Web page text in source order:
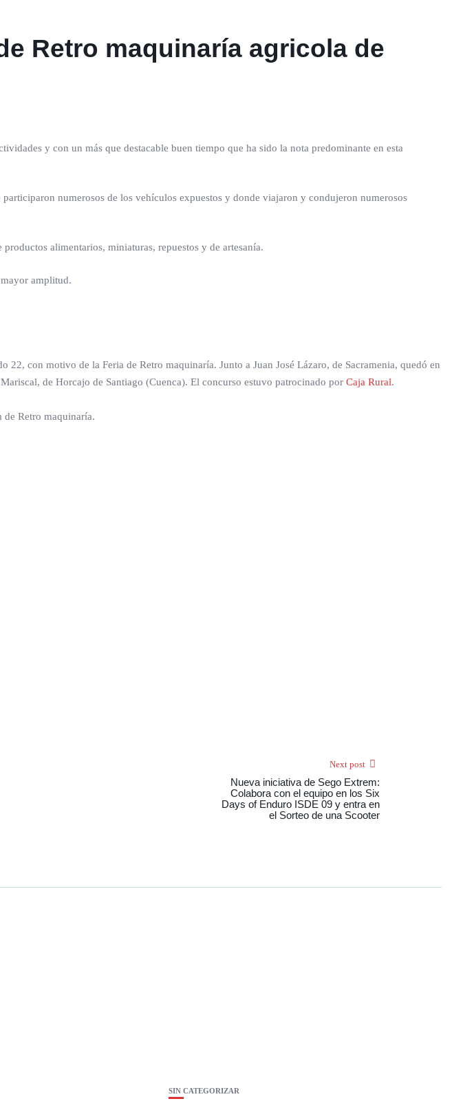
Retro maquinaría agricola de
y con un más que destacable buen tiempo que ha sido la nota predominante en esta
numerosos de los vehículos expuestos y donde viajaron y condujeron numerosos
alimentarios, miniaturas, repuestos y de artesanía.
amplitud.
con motivo de la Feria de Retro maquinaría. Junto a Juan José Lázaro, de Sacramenia, quedó en
de Horcajo de Santiago (Cuenca). El concurso estuvo patrocinado por Caja Rural.
de Retro maquinaría.
Next post
Nueva iniciativa de Sego Extrem:
Colabora con el equipo en los Six
Days of Enduro ISDE 09 y entra en
el Sorteo de una Scooter
SIN CATEGORIZAR